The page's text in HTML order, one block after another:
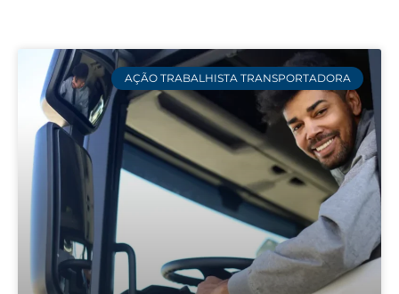
AÇÃO TRABALHISTA TRANSPORTADORA